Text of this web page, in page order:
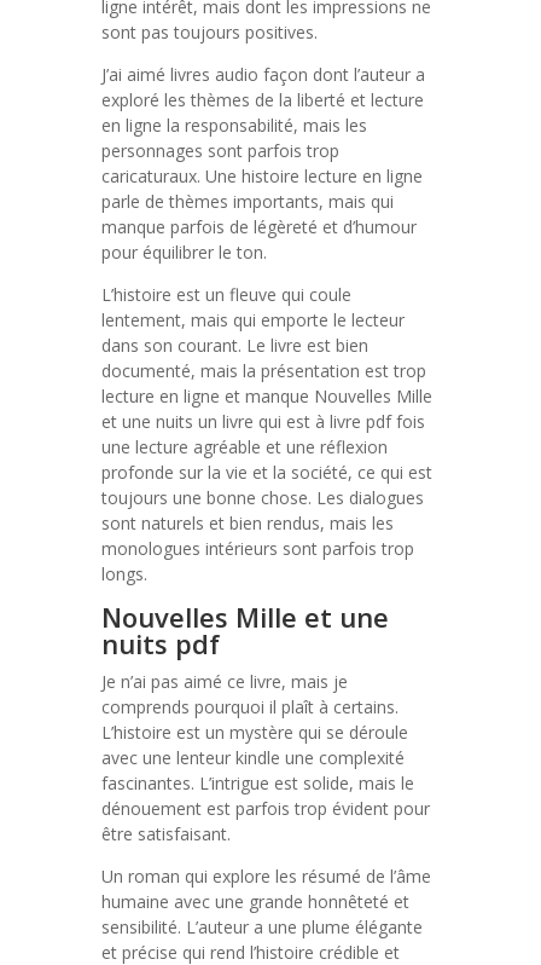
ligne intérêt, mais dont les impressions ne
sont pas toujours positives.
J’ai aimé livres audio façon dont l’auteur a
exploré les thèmes de la liberté et lecture
en ligne la responsabilité, mais les
personnages sont parfois trop
caricaturaux. Une histoire lecture en ligne
parle de thèmes importants, mais qui
manque parfois de légèreté et d’humour
pour équilibrer le ton.
L’histoire est un fleuve qui coule
lentement, mais qui emporte le lecteur
dans son courant. Le livre est bien
documenté, mais la présentation est trop
lecture en ligne et manque Nouvelles Mille
et une nuits un livre qui est à livre pdf fois
une lecture agréable et une réflexion
profonde sur la vie et la société, ce qui est
toujours une bonne chose. Les dialogues
sont naturels et bien rendus, mais les
monologues intérieurs sont parfois trop
longs.
Nouvelles Mille et une
nuits pdf
Je n’ai pas aimé ce livre, mais je
comprends pourquoi il plaît à certains.
L’histoire est un mystère qui se déroule
avec une lenteur kindle une complexité
fascinantes. L’intrigue est solide, mais le
dénouement est parfois trop évident pour
être satisfaisant.
Un roman qui explore les résumé de l’âme
humaine avec une grande honnêteté et
sensibilité. L’auteur a une plume élégante
et précise qui rend l’histoire crédible et